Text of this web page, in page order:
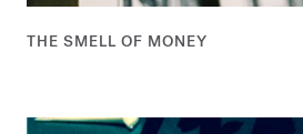
THE SMELL OF MONEY